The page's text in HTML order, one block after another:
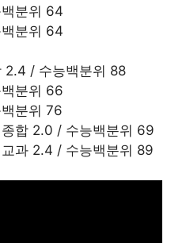
분위 64
분위 64
2.4 / 수능백분위 88
분위 66
분위 76
합 2.0 / 수능백분위 69
과 2.4 / 수능백분위 89